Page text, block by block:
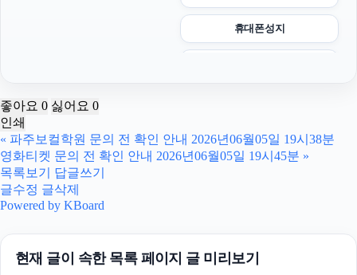
휴대폰성지
흥신소
좋아요 0 싫어요 0
인쇄
« 파주보컬학원 문의 전 확인 안내 2026년06월05일 19시38분
영화티켓 문의 전 확인 안내 2026년06월05일 19시45분 »
목록보기
답글쓰기
글수정 글삭제
Powered by KBoard
현재 글이 속한 목록 페이지 글 미리보기